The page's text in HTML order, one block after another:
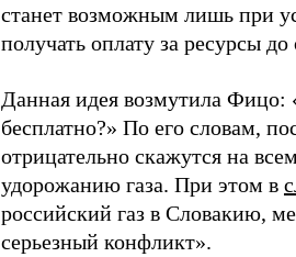
станет возможным лишь при
получать оплату за ресурсы
Данная идея возмутила Фицо:
бесплатно?» По его словам,
отрицательно скажутся на
удорожанию газа. При этом в
российский газ в Словакию,
серьезный конфликт».